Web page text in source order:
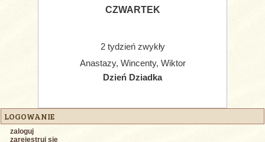
CZWARTEK
2 tydzień zwykły
Anastazy, Wincenty, Wiktor
Dzień Dziadka
LOGOWANIE
zaloguj
zarejestruj się